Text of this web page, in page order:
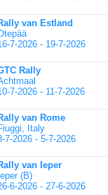
van Estland
7-2026 - 19-7-2026
Rally
7-2026 - 11-7-2026
van Rome
Italy
7-2026 - 5-7-2026
van Ieper
Ieper (B)
6-2026 - 27-6-2026